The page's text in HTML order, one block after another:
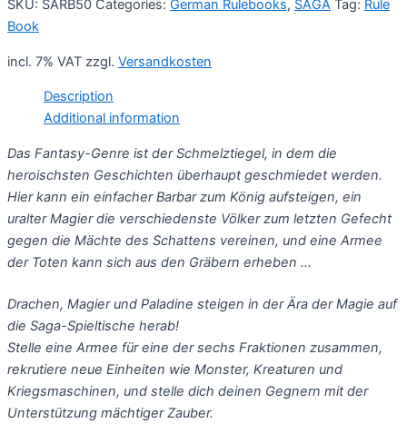
+
Gratis
quantity
SKU: SARB50 Categories: German Rulebooks, SAGA Tag: Rule
Book
incl. 7% VAT zzgl. Versandkosten
Description
Additional information
Das Fantasy-Genre ist der Schmelztiegel, in dem die
heroischsten Geschichten überhaupt geschmiedet werden.
Hier kann ein einfacher Barbar zum König aufsteigen, ein
uralter Magier die verschiedenste Völker zum letzten Gefecht
gegen die Mächte des Schattens vereinen, und eine Armee
der Toten kann sich aus den Gräbern erheben …
Drachen, Magier und Paladine steigen in der Ära der Magie auf
die Saga-Spieltische herab!
Stelle eine Armee für eine der sechs Fraktionen zusammen,
rekrutiere neue Einheiten wie Monster, Kreaturen und
Kriegsmaschinen, und stelle dich deinen Gegnern mit der
Unterstützung mächtiger Zauber.